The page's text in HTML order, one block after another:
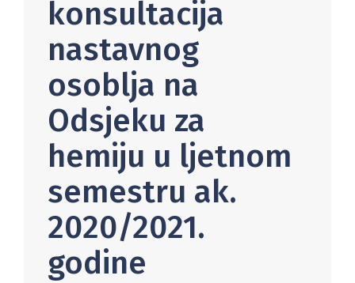
konsultacija
nastavnog
osoblja na
Odsjeku za
hemiju u ljetnom
semestru ak.
2020/2021.
godine